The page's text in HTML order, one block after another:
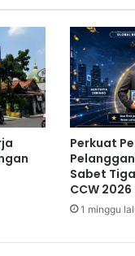
Perkuat
Sabet
CCW 2026
1 minggu